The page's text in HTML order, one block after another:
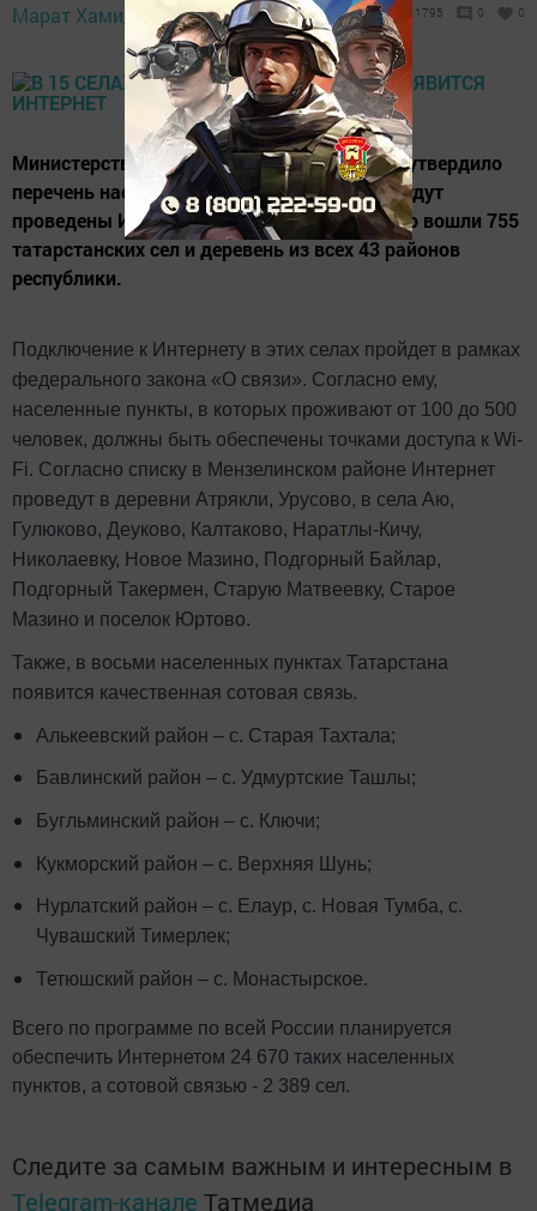
Марат Хамидуллин,
3 ноября 2020 -
15:02
1795 0 0
Министерство цифрового развития России утвердило
перечень населённых пунктов, в которые будут
проведены Интернет и сотовая связь. В него вошли 755
татарстанских сел и деревень из всех 43 районов
республики.
Подключение к Интернету в этих селах пройдет в рамках
федерального закона «О связи». Согласно ему,
населенные пункты, в которых проживают от 100 до 500
человек, должны быть обеспечены точками доступа к Wi-
Fi. Согласно списку в Мензелинском районе Интернет
проведут в деревни Атрякли, Урусово, в села Аю,
Гулюково, Деуково, Калтаково, Наратлы-Кичу,
Николаевку, Новое Мазино, Подгорный Байлар,
Подгорный Такермен, Старую Матвеевку, Старое
Мазино и поселок Юртово.
Также, в восьми населенных пунктах Татарстана
появится качественная сотовая связь.
Алькеевский район – с. Старая Тахтала;
Бавлинский район – с. Удмуртские Ташлы;
Бугльминский район – с. Ключи;
Кукморский район – с. Верхняя Шунь;
Нурлатский район – с. Елаур, с. Новая Тумба, с.
Чувашский Тимерлек;
Тетюшский район – с. Монастырское.
Всего по программе по всей России планируется
обеспечить Интернетом 24 670 таких населенных
пунктов, а сотовой связью - 2 389 сел.
Следите за самым важным и интересным в
Telegram-канале Татмедиа